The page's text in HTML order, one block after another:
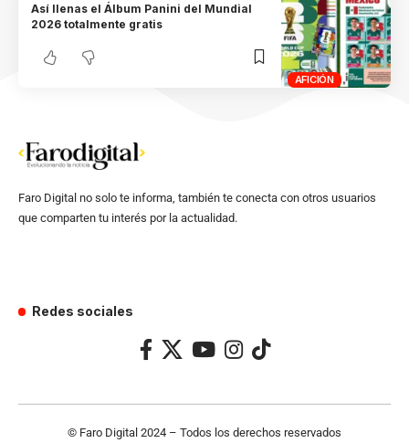
AFICIÓN
Así llenas el Álbum Panini del Mundial
2026 totalmente gratis
Faro Digital no solo te informa, también te conecta con otros usuarios
que comparten tu interés por la actualidad.
Redes sociales
© Faro Digital 2024 – Todos los derechos reservados